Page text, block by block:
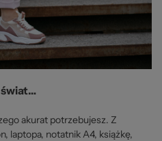
świat…
akurat potrzebujesz. Z
laptopa, notatnik A4, książkę,